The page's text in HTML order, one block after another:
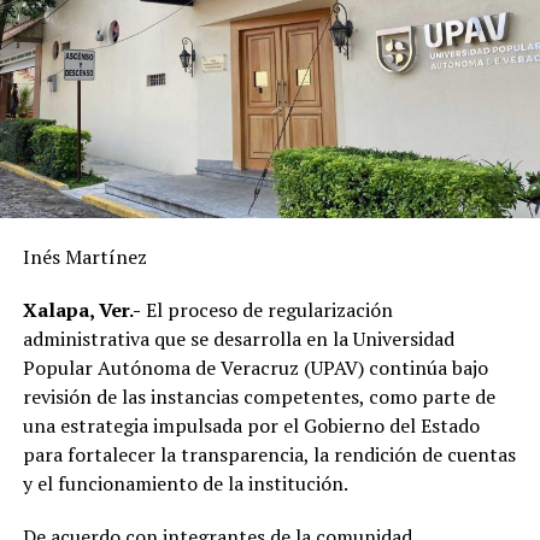
forman parte del programa de modernización de la
infraestructura eléctrica que impulsa la CFE en el
municipio.
Destacó que, en apenas siete meses, la inversión ejercida
por la Comisión Federal de Electricidad en Alvarado
supera la realizada durante los últimos diez años,
reflejando el resultado de las gestiones emprendidas por
las principales demandas de la población.
“Mejorar el servicio de energía eléctrica ha sido una
prioridad desde el inicio de mi gobierno y continuaremos
gestionando recursos y proyectos que contribuyan al
desarrollo del municipio y al bienestar de las familias
alvaradeñas”.
Por último, reconoció y agradeció a la gobernadora del
Inés Martínez
Xalapa, Ver.- El proceso de regularización
administrativa que se desarrolla en la Universidad
Popular Autónoma de Veracruz (UPAV) continúa bajo
revisión de las instancias competentes, como parte de
una estrategia impulsada por el Gobierno del Estado
para fortalecer la transparencia, la rendición de cuentas
y el funcionamiento de la institución.